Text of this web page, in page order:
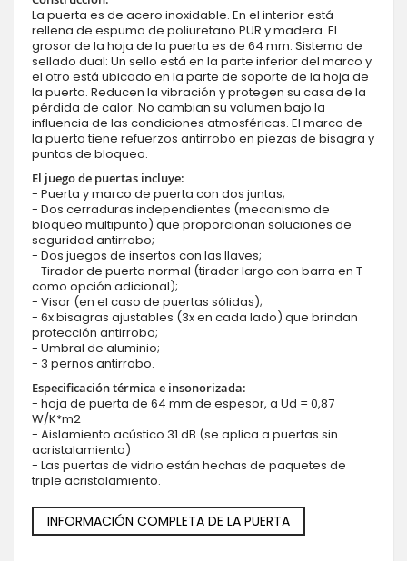
La puerta es de acero inoxidable. En el interior está
rellena de espuma de poliuretano PUR y madera. El
grosor de la hoja de la puerta es de 64 mm. Sistema de
sellado dual: Un sello está en la parte inferior del marco y
el otro está ubicado en la parte de soporte de la hoja de
la puerta. Reducen la vibración y protegen su casa de la
pérdida de calor. No cambian su volumen bajo la
influencia de las condiciones atmosféricas. El marco de
la puerta tiene refuerzos antirrobo en piezas de bisagra y
puntos de bloqueo.
El juego de puertas incluye:
- Puerta y marco de puerta con dos juntas;
- Dos cerraduras independientes (mecanismo de
bloqueo multipunto) que proporcionan soluciones de
seguridad antirrobo;
- Dos juegos de insertos con las llaves;
- Tirador de puerta normal (tirador largo con barra en T
como opción adicional);
- Visor (en el caso de puertas sólidas);
- 6x bisagras ajustables (3x en cada lado) que brindan
protección antirrobo;
- Umbral de aluminio;
- 3 pernos antirrobo.
Especificación térmica e insonorizada:
- hoja de puerta de 64 mm de espesor, a Ud = 0,87
W/K*m2
- Aislamiento acústico 31 dB (se aplica a puertas sin
acristalamiento)
- Las puertas de vidrio están hechas de paquetes de
triple acristalamiento.
INFORMACIÓN COMPLETA DE LA PUERTA